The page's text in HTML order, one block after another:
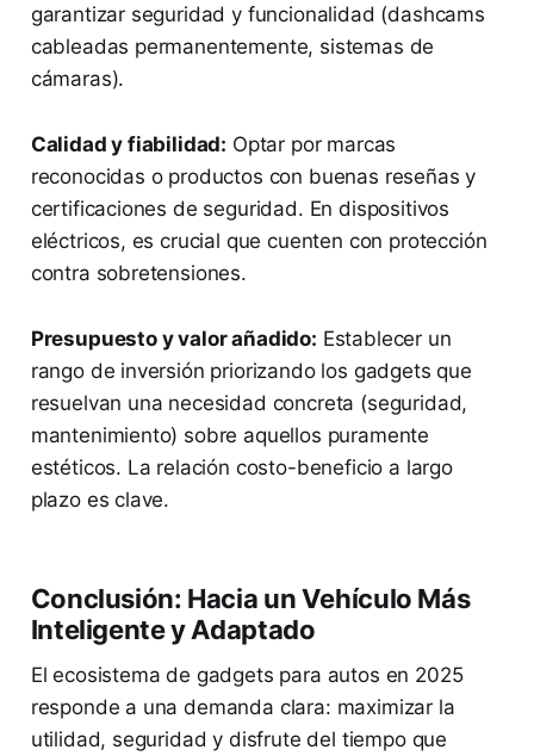
garantizar seguridad y funcionalidad (dashcams
cableadas permanentemente, sistemas de
cámaras).
Calidad y fiabilidad: Optar por marcas
reconocidas o productos con buenas reseñas y
certificaciones de seguridad. En dispositivos
eléctricos, es crucial que cuenten con protección
contra sobretensiones.
Presupuesto y valor añadido: Establecer un
rango de inversión priorizando los gadgets que
resuelvan una necesidad concreta (seguridad,
mantenimiento) sobre aquellos puramente
estéticos. La relación costo-beneficio a largo
plazo es clave.
Conclusión: Hacia un Vehículo Más
Inteligente y Adaptado
El ecosistema de gadgets para autos en 2025
responde a una demanda clara: maximizar la
utilidad, seguridad y disfrute del tiempo que